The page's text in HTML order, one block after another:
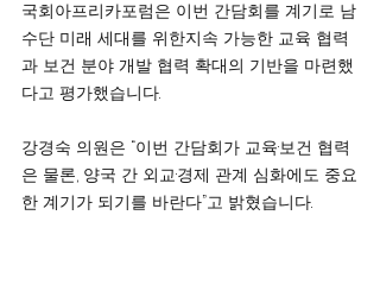
국회아프리카포럼은 이번 간담회를 계기로 남
수단 미래 세대를 위한지속 가능한 교육 협력
과 보건 분야 개발 협력 확대의 기반을 마련했
다고 평가했습니다.
강경숙 의원은 “이번 간담회가 교육·보건 협력
은 물론, 양국 간 외교·경제 관계 심화에도 중요
한 계기가 되기를 바란다”고 밝혔습니다.